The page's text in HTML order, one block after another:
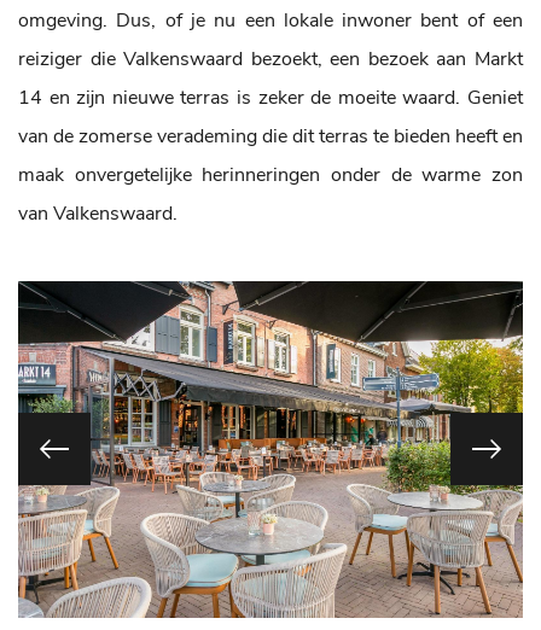
omgeving. Dus, of je nu een lokale inwoner bent of een
reiziger die Valkenswaard bezoekt, een bezoek aan Markt
14 en zijn nieuwe terras is zeker de moeite waard. Geniet
van de zomerse verademing die dit terras te bieden heeft en
maak onvergetelijke herinneringen onder de warme zon
van Valkenswaard.